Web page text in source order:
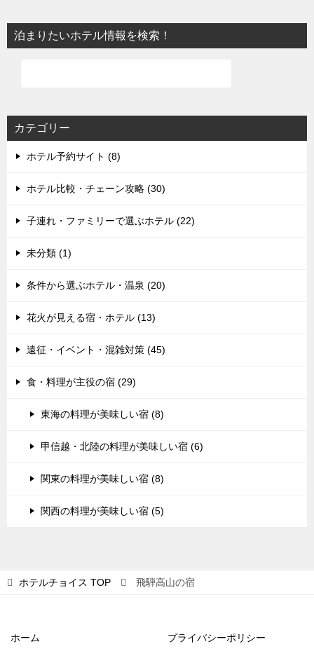
泊まりたいホテル情報を検索！
カテゴリー
ホテル予約サイト (8)
ホテル比較・チェーン攻略 (30)
子連れ・ファミリーで選ぶホテル (22)
未分類 (1)
条件から選ぶホテル・温泉 (20)
花火が見える宿・ホテル (13)
遠征・イベント・混雑対策 (45)
食・料理が主役の宿 (29)
東海の料理が美味しい宿 (8)
甲信越・北陸の料理が美味しい宿 (6)
関東の料理が美味しい宿 (8)
関西の料理が美味しい宿 (5)
ホテルチョイス TOP 飛騨高山の宿
ホーム プライバシーポリシー